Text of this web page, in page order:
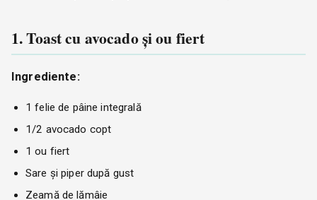
1. Toast cu avocado și ou fiert
Ingrediente:
1 felie de pâine integrală
1/2 avocado copt
1 ou fiert
Sare și piper după gust
Zeamă de lămâie